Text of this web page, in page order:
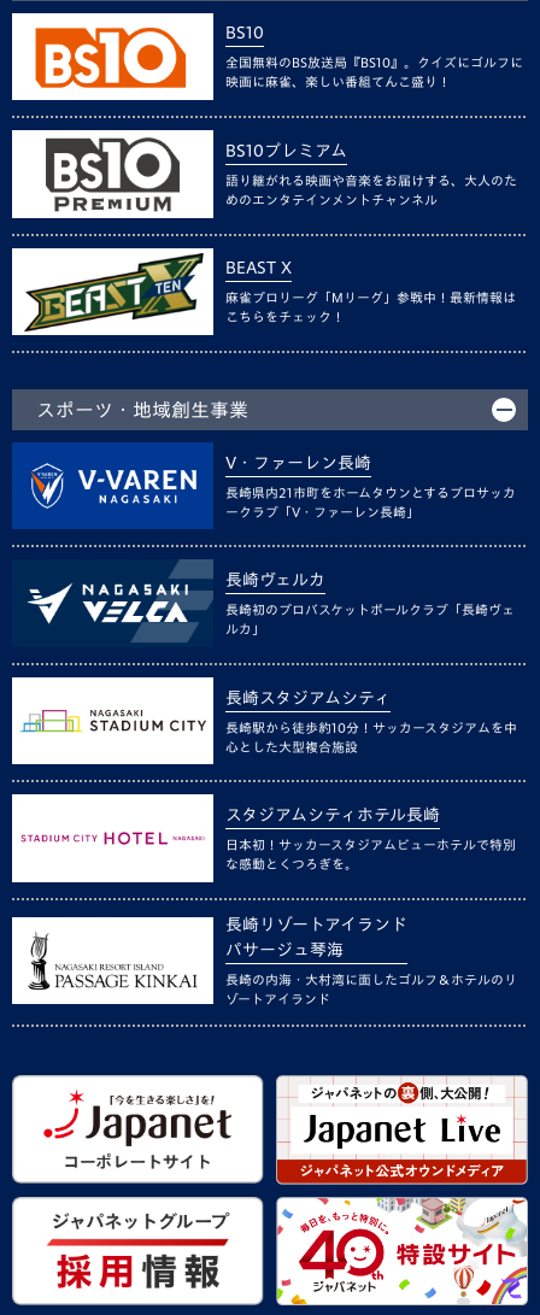
BS10
全国無料のBS放送局『BS10』。クイズにゴルフに
映画に麻雀、楽しい番組てんこ盛り！
BS10プレミアム
語り継がれる映画や音楽をお届けする、大人のた
めのエンタテインメントチャンネル
BEAST X
麻雀プロリーグ「Mリーグ」参戦中！最新情報は
こちらをチェック！
スポーツ・地域創生事業
V・ファーレン長崎
長崎県内21市町をホームタウンとするプロサッカ
ークラブ「V・ファーレン長崎」
長崎ヴェルカ
長崎初のプロバスケットボールクラブ「長崎ヴェ
ルカ」
長崎スタジアムシティ
長崎駅から徒歩約10分！サッカースタジアムを中
心とした大型複合施設
スタジアムシティホテル長崎
日本初！サッカースタジアムビューホテルで特別
な感動とくつろぎを。
長崎リゾートアイランド
パサージュ琴海
長崎の内海・大村湾に面したゴルフ＆ホテルのリ
ゾートアイランド